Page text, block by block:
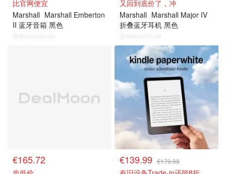
比官网便宜
Marshall Marshall Emberton
II 蓝牙音箱 黑色
@dealmoon.de
又回到底价了，冲
Marshall Marshall Major IV
折叠蓝牙耳机 黑色
@dealmoon.de
€165.72 €139.99 €179.99